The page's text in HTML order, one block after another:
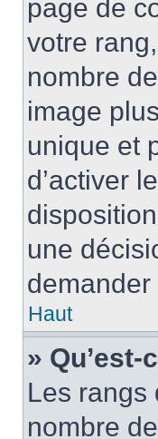
page de
votre
nombre
image
unique et
d’activer
une
demander
Haut
»
Les rangs
nombre